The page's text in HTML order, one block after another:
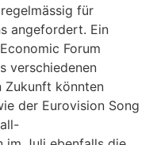
für
angefordert. Ein
Forum
verschiedenen
Zukunft könnten
der Eurovision Song